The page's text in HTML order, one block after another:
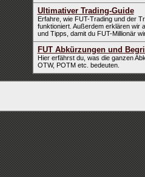
Ultimativer Trading-Guide
Erfahre, wie FUT-Trading und der
funktioniert. Außerdem erklären wir
und Tipps, damit du FUT-Millionär
FUT Abkürzungen und
Hier erfährst du, was die ganzen
OTW, POTM etc. bedeuten.